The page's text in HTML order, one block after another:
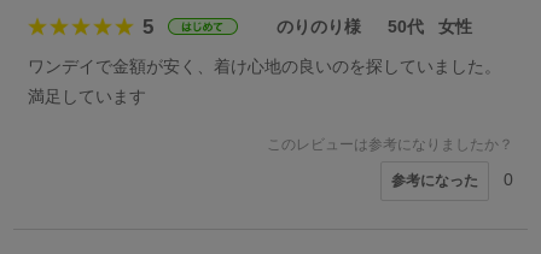
5 のりのり様 50代 女性
ワンデイで金額が安く、着け心地の良いのを探していました。
満足しています
このレビューは参考になりましたか？
参考になった 0